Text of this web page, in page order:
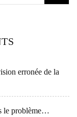
erronée de la
le problème…